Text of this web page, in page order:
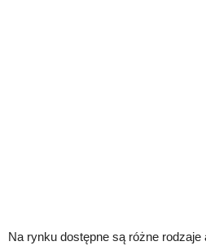
Na rynku dostępne są różne